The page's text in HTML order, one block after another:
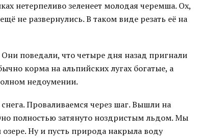
нетерпеливо зеленеет молодая черемша. Ох,
не развернулись. В таком виде резать её на
поведали, что четыре дня назад пригнали
корма на альпийских лугах богатые, а
недоумении.
Проваливаемся через шаг. Вышли на
полностью затянуто ноздристым льдом. Мы
Ну и пусть природа накрыла воду